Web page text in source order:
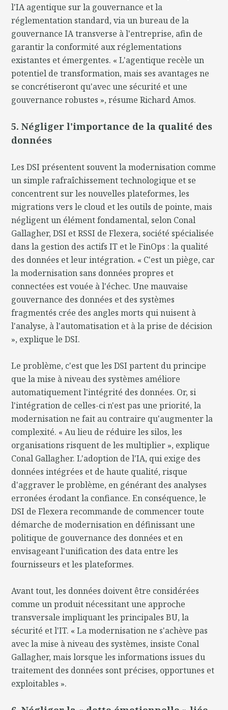
l'IA agentique sur la gouvernance et la
réglementation standard, via un bureau de la
gouvernance IA transverse à l'entreprise, afin de
garantir la conformité aux réglementations
existantes et émergentes. « L'agentique recèle un
potentiel de transformation, mais ses avantages ne
se concrétiseront qu'avec une sécurité et une
gouvernance robustes », résume Richard Amos.
5. Négliger l'importance de la qualité des
données
Les DSI présentent souvent la modernisation comme
un simple rafraîchissement technologique et se
concentrent sur les nouvelles plateformes, les
migrations vers le cloud et les outils de pointe, mais
négligent un élément fondamental, selon Conal
Gallagher, DSI et RSSI de Flexera, société spécialisée
dans la gestion des actifs IT et le FinOps : la qualité
des données et leur intégration. « C'est un piège, car
la modernisation sans données propres et
connectées est vouée à l'échec. Une mauvaise
gouvernance des données et des systèmes
fragmentés crée des angles morts qui nuisent à
l'analyse, à l'automatisation et à la prise de décision
», explique le DSI.
Le problème, c'est que les DSI partent du principe
que la mise à niveau des systèmes améliore
automatiquement l'intégrité des données. Or, si
l'intégration de celles-ci n'est pas une priorité, la
modernisation ne fait au contraire qu'augmenter la
complexité. « Au lieu de réduire les silos, les
organisations risquent de les multiplier », explique
Conal Gallagher. L'adoption de l'IA, qui exige des
données intégrées et de haute qualité, risque
d'aggraver le problème, en générant des analyses
erronées érodant la confiance. En conséquence, le
DSI de Flexera recommande de commencer toute
démarche de modernisation en définissant une
politique de gouvernance des données et en
envisageant l'unification des data entre les
fournisseurs et les plateformes.
Avant tout, les données doivent être considérées
comme un produit nécessitant une approche
transversale impliquant les principales BU, la
sécurité et l'IT. « La modernisation ne s'achève pas
avec la mise à niveau des systèmes, insiste Conal
Gallagher, mais lorsque les informations issues du
traitement des données sont précises, opportunes et
exploitables ».